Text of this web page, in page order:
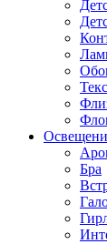
Бра